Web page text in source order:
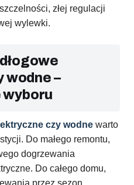
złej regulacji
wylewki.
wodne –
wyboru
czy wodne warto
Do małego remontu,
dogrzewania
Do całego domu,